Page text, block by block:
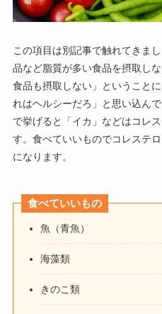
この項目は別記事で触れてきま
品など脂質が多い食品を摂取し
食品も摂取しない」ということ
れはヘルシーだろ」と思い込ん
で挙げると「イカ」などはコレ
す。食べていいものでコレステ
になります。
食べていいもの
魚（青魚）
海藻類
きのこ類